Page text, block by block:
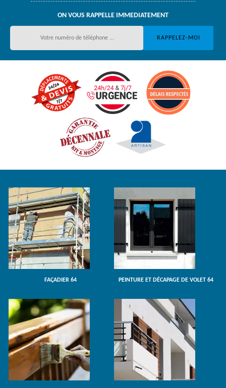
ON VOUS RAPPELLE IMMEDIATEMENT
FAÇADIER 64 PEINTURE ET DÉCAPAGE DE VOLET 64